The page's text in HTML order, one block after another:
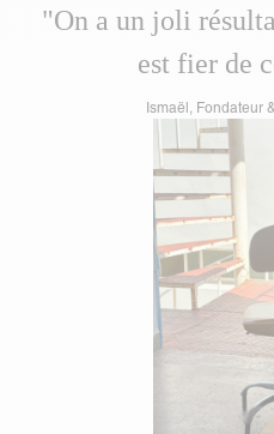
"On a un joli
est fier de
Ismaël, Fondateur